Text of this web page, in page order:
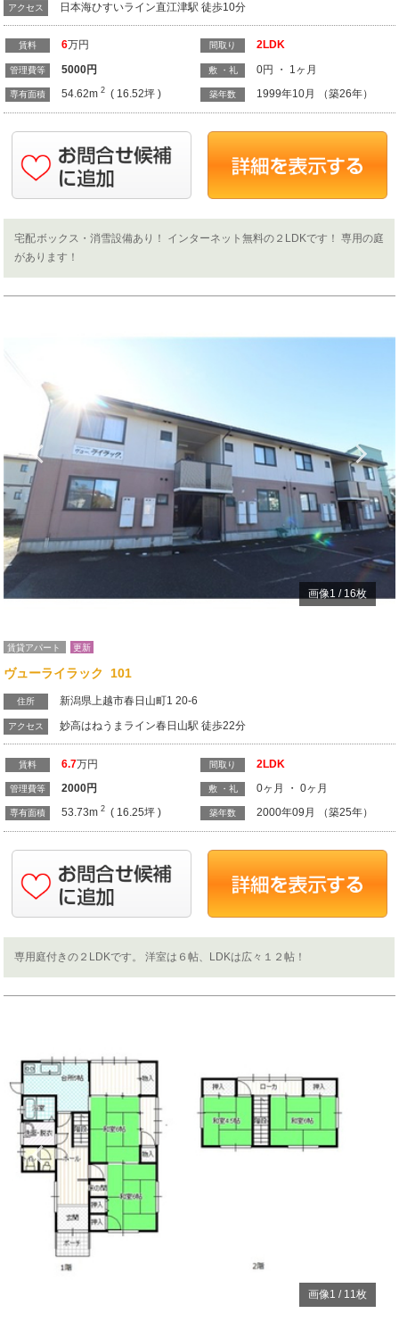
アクセス 日本海ひすいライン直江津駅 徒歩10分
賃料 6万円
管理費等 5000円
専有面積 54.62m 2( 16.52坪 )
間取り 2LDK
敷 ・礼 0円 ・ 1ヶ月
築年数 1999年10月 （築26年）
宅配ボックス・消雪設備あり！ インターネット無料の２LDKです！ 専用の庭
があります！
Previous
画像1 / 16枚
賃貸アパート 更新
ヴューライラック 101
住所 新潟県上越市春日山町1 20-6
アクセス 妙高はねうまライン春日山駅 徒歩22分
賃料 6.7万円
管理費等 2000円
専有面積 53.73m 2( 16.25坪 )
間取り 2LDK
敷 ・礼 0ヶ月 ・ 0ヶ月
築年数 2000年09月 （築25年）
専用庭付きの２LDKです。 洋室は６帖、LDKは広々１２帖！
Previous
画像1 / 11 枚